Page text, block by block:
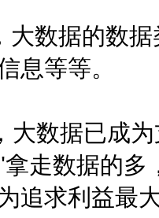
数据的数据
息等等。
数据已成为
走数据的
追求利益最